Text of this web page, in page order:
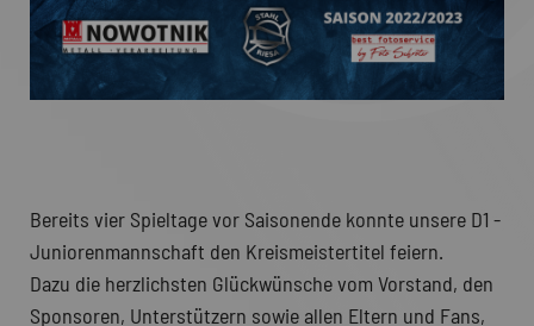
Bereits vier Spieltage vor Saisonende konnte unsere D1 -
Juniorenmannschaft den Kreismeistertitel feiern.
Dazu die herzlichsten Glückwünsche vom Vorstand, den
Sponsoren, Unterstützern sowie allen Eltern und Fans,